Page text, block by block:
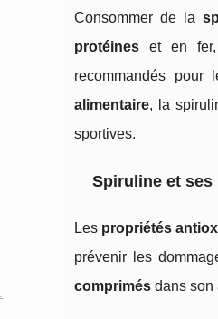
Consommer de la
protéines et en fer,
recommandés
alimentaire, la
sportives.
Spiruline et
Les propriétés
prévenir les
comprimés dans son